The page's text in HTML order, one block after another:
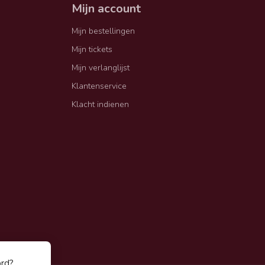
Mijn account
Mijn bestellingen
Mijn tickets
Mijn verlanglijst
Klantenservice
Klacht indienen